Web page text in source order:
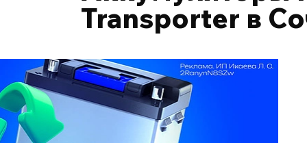
Transporter в
Подобрать по автомобилю
Ёмкость, Ач